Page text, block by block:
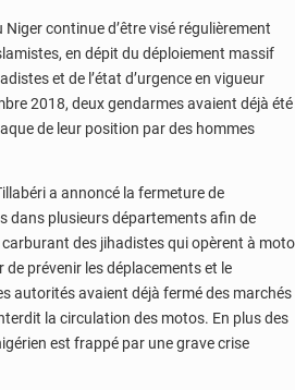
Niger continue d’être visé régulièrement
en dépit du déploiement massif
et de l’état d’urgence en vigueur
2018, deux gendarmes avaient déjà été
de leur position par des hommes
a annoncé la fermeture de
dans plusieurs départements afin de
des jihadistes qui opèrent à moto
prévenir les déplacements et le
autorités avaient déjà fermé des marchés
la circulation des motos. En plus des
est frappé par une grave crise